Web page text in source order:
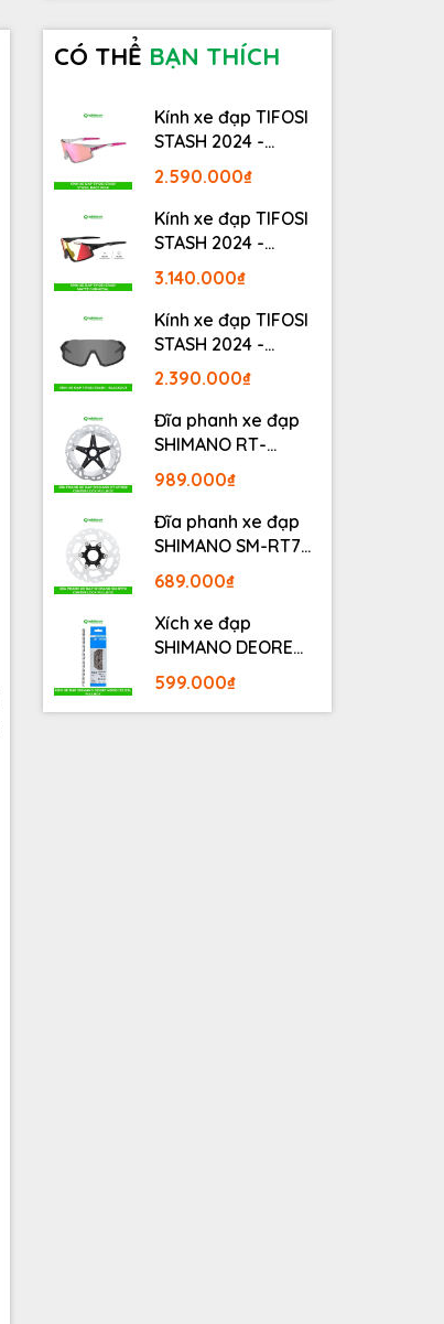
CÓ THỂ BẠN THÍCH
Kính xe đạp TIFOSI
STASH 2024 -
STASH, RACE PINK
2.590.000₫
Kính xe đạp TIFOSI
STASH 2024 -
MATTE GUNMETAL
3.140.000₫
Kính xe đạp TIFOSI
STASH 2024 -
BLACKOUT
2.390.000₫
Đĩa phanh xe đạp
SHIMANO RT-
MT800 Center lock
Fullbox
989.000₫
Đĩa phanh xe đạp
SHIMANO SM-RT70
Center lock Fullbox
689.000₫
Xích xe đạp
SHIMANO DEORE
M6100 12S 126L
Fullbox
599.000₫